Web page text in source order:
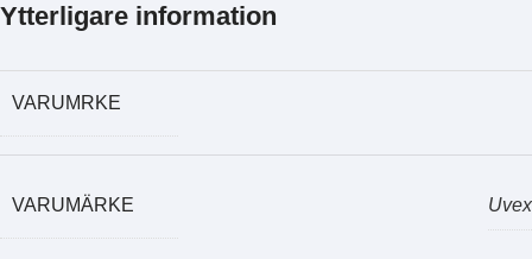
Ytterligare information
VARUMRKE
VARUMÄRKE Uvex